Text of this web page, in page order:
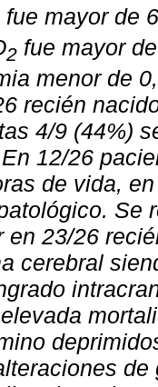
fue mayor de
2 fue mayor
menor de
recién
4/9 (44%)
12/26
de vida,
Se
en 23/26
cerebral